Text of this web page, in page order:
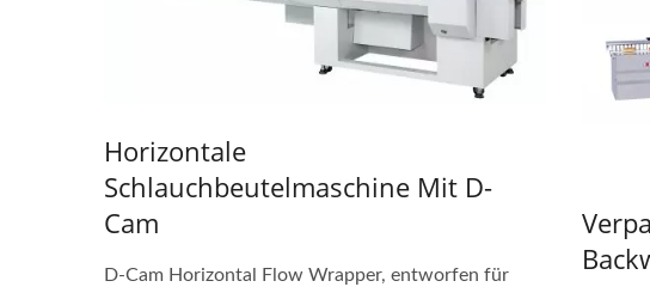
Horizontale
Schlauchbeutelmaschine Mit D-
Cam
D-Cam Horizontal Flow Wrapper, entworfen für